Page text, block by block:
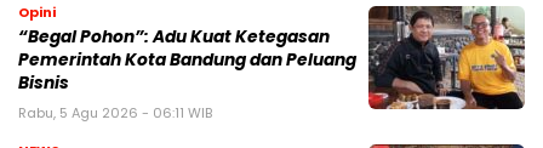
Opini
“Begal Pohon”: Adu Kuat Ketegasan
Pemerintah Kota Bandung dan Peluang
Bisnis
Rabu, 5 Agu 2026 - 06:11 WIB